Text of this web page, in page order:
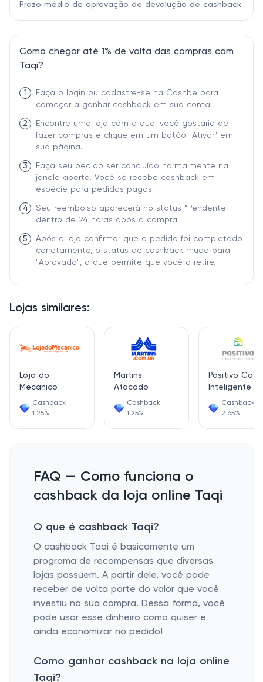
Lojas similares:
Loja do
Mecanico
Cashback
1.25%
Martins
Atacado
Cashback
1.25%
Positivo Casa
Inteligente
Cashback
2.65%
Prazo médio de aprovação de devolução de cashback
Como chegar até 1% de volta das compras com
Taqi?
1
Faça o login ou cadastre-se na Cashbe para
começar a ganhar cashback em sua conta.
2
Encontre uma loja com a qual você gostaria de
fazer compras e clique em um botão "Ativar" em
sua página.
3
Faça seu pedido ser concluído normalmente na
janela aberta. Você só recebe cashback em
espécie para pedidos pagos.
4
Seu reembolso aparecerá no status "Pendente"
dentro de 24 horas após a compra.
5
Após a loja confirmar que o pedido foi completado
corretamente, o status de cashback muda para
"Aprovado", o que permite que você o retire.
FAQ — Como funciona o
cashback da loja online Taqi
O que é cashback Taqi?
O cashback Taqi é basicamente um
programa de recompensas que diversas
lojas possuem. A partir dele, você pode
receber de volta parte do valor que você
investiu na sua compra. Dessa forma, você
pode usar esse dinheiro como quiser e
ainda economizar no pedido!
Como ganhar cashback na loja online
Taqi?